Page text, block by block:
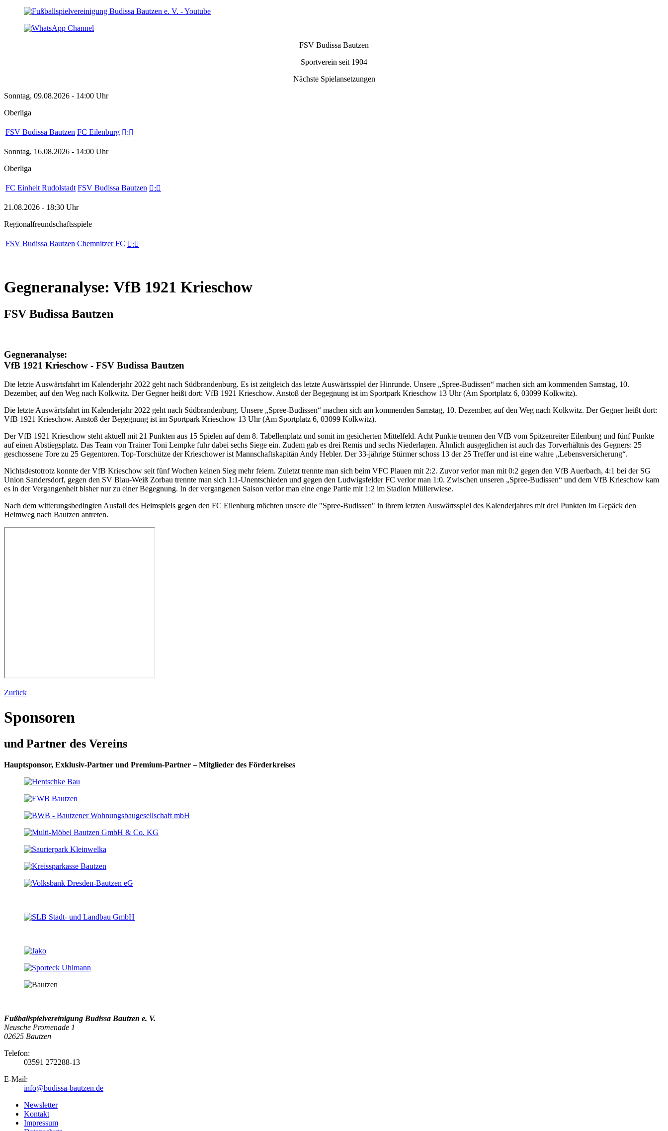
FSV Budissa Bautzen
Sportverein seit 1904
Nächste Spielansetzungen
Sonntag, 09.08.2026 - 14:00 Uhr
Oberliga
FSV Budissa Bautzen FC Eilenburg :
Sonntag, 16.08.2026 - 14:00 Uhr
Oberliga
FC Einheit Rudolstadt FSV Budissa Bautzen :
21.08.2026 - 18:30 Uhr
Regionalfreundschaftsspiele
FSV Budissa Bautzen Chemnitzer FC :
Gegneranalyse: VfB 1921 Krieschow
FSV Budissa Bautzen
Gegneranalyse:
VfB 1921 Krieschow - FSV Budissa Bautzen
Die letzte Auswärtsfahrt im Kalenderjahr 2022 geht nach Südbrandenburg. Es ist zeitgleich das letzte Auswärtsspiel der Hinrunde. Unsere „Spree-Budissen“ machen sich am kommenden Samstag, 10.
Dezember, auf den Weg nach Kolkwitz. Der Gegner heißt dort: VfB 1921 Krieschow. Anstoß der Begegnung ist im Sportpark Krieschow 13 Uhr (Am Sportplatz 6, 03099 Kolkwitz).
Die letzte Auswärtsfahrt im Kalenderjahr 2022 geht nach Südbrandenburg. Unsere „Spree-Budissen“ machen sich am kommenden Samstag, 10. Dezember, auf den Weg nach Kolkwitz. Der Gegner heißt dort:
VfB 1921 Krieschow. Anstoß der Begegnung ist im Sportpark Krieschow 13 Uhr (Am Sportplatz 6, 03099 Kolkwitz).
Der VfB 1921 Krieschow steht aktuell mit 21 Punkten aus 15 Spielen auf dem 8. Tabellenplatz und somit im gesicherten Mittelfeld. Acht Punkte trennen den VfB vom Spitzenreiter Eilenburg und fünf Punkte
auf einen Abstiegsplatz. Das Team von Trainer Toni Lempke fuhr dabei sechs Siege ein. Zudem gab es drei Remis und sechs Niederlagen. Ähnlich ausgeglichen ist auch das Torverhältnis des Gegners: 25
geschossene Tore zu 25 Gegentoren. Top-Torschütze der Krieschower ist Mannschaftskapitän Andy Hebler. Der 33-jährige Stürmer schoss 13 der 25 Treffer und ist eine wahre „Lebensversicherung“.
Nichtsdestotrotz konnte der VfB Krieschow seit fünf Wochen keinen Sieg mehr feiern. Zuletzt trennte man sich beim VFC Plauen mit 2:2. Zuvor verlor man mit 0:2 gegen den VfB Auerbach, 4:1 bei der SG
Union Sandersdorf, gegen den SV Blau-Weiß Zorbau trennte man sich 1:1-Unentschieden und gegen den Ludwigsfelder FC verlor man 1:0. Zwischen unseren „Spree-Budissen“ und dem VfB Krieschow kam
es in der Vergangenheit bisher nur zu einer Begegnung. In der vergangenen Saison verlor man eine enge Partie mit 1:2 im Stadion Müllerwiese.
Nach dem witterungsbedingten Ausfall des Heimspiels gegen den FC Eilenburg möchten unsere die "Spree-Budissen" in ihrem letzten Auswärtsspiel des Kalenderjahres mit drei Punkten im Gepäck den
Heimweg nach Bautzen antreten.
Zurück
Sponsoren
und Partner des Vereins
Hauptsponsor, Exklusiv-Partner und Premium-Partner – Mitglieder des Förderkreises
Fußballspielvereinigung Budissa Bautzen e. V.
Neusche Promenade 1
02625 Bautzen
Telefon:
03591 272288-13
E-Mail:
info@budissa-bautzen.de
Newsletter
Kontakt
Impressum